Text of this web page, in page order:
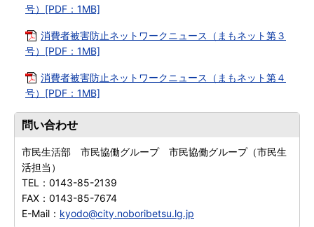
号）[PDF：1MB]
消費者被害防止ネットワークニュース（まもネット第３
号）[PDF：1MB]
消費者被害防止ネットワークニュース（まもネット第４
号）[PDF：1MB]
問い合わせ
市民生活部 市民協働グループ 市民協働グループ（市民生
活担当）
TEL： 0143-85-2139
FAX： 0143-85-7674
E-Mail： kyodo@city.noboribetsu.lg.jp